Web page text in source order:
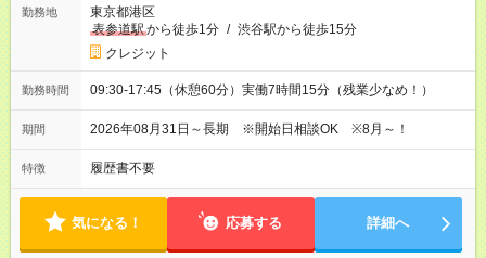
勤務地
東京都港区
表参道駅から徒歩1分 / 渋谷駅から徒歩15分
クレジット
勤務時間 09:30-17:45（休憩60分）実働7時間15分（残業少なめ！）
期間 2026年08月31日～長期 ※開始日相談OK ※8月～！
特徴 履歴書不要
気になる！ 応募する 詳細へ